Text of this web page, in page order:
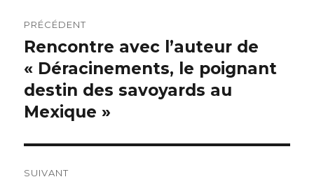
de
l’article
PRÉCÉDENT
Publication
précédente :
Rencontre avec l’auteur de
« Déracinements, le poignant
destin des savoyards au
Mexique »
SUIVANT